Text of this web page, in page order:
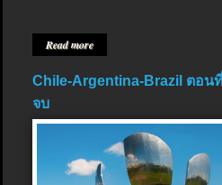
Read more
Chile-Argentina-Brazil ตอน
จบ